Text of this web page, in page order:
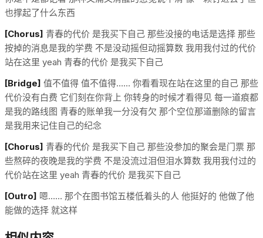
也撑起了什么东西
[Chorus] 青春的代价 是我买下自己 那些没接的电话是选择 那些
按掉的消息是我的学费 不是没动摇但动摇算数 我用我付过的代价
站在这里 yeah 青春的代价 是我买下自己
[Bridge] 值不值得 值不值得…… 你看看现在站在这里的自己 那些
代价没有白费 它们刻在你背上 你转身的时候才看得见 每一道痕都
是我的路线图 青春的账单我一分没有欠 那个空位那道删除的留言
是我用来记住自己的纪念
[Chorus] 青春的代价 是我买下自己 那些没参加的聚会是门票 那
些熬碎的夜晚是我的学费 不是没流过泪但泪水算数 我用我付过的
代价站在这里 yeah 青春的代价 是我买下自己
[Outro] 嗯…… 那个在图书馆五楼低着头的人 他挺好的 他做了他
能做的选择 就这样